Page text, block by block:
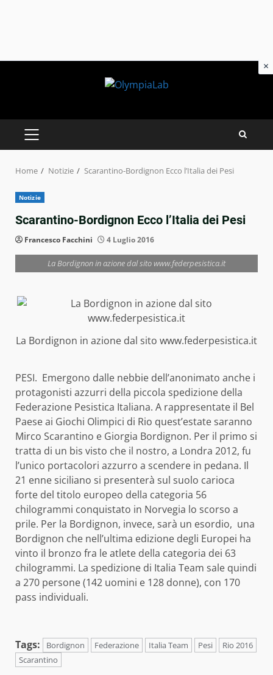
PRIMARY
MENU
Home Notizie Scarantino-Bordignon Ecco l’Italia dei Pesi
Notizie
Scarantino-Bordignon Ecco l’Italia dei Pesi
Francesco Facchini 4 Luglio 2016
La Bordignon in azione dal sito www.federpesistica.it
La Bordignon in azione dal sito www.federpesistica.it
PESI. Emergono dalle nebbie dell’anonimato anche i
protagonisti azzurri della piccola spedizione della
Federazione Pesistica Italiana. A rappresentate il Bel
Paese ai Giochi Olimpici di Rio quest’estate saranno
Mirco Scarantino e Giorgia Bordignon. Per il primo si
tratta di un bis visto che il nostro, a Londra 2012, fu
l’unico portacolori azzurro a scendere in pedana. Il
21 enne siciliano si presenterà sul suolo carioca
forte del titolo europeo della categoria 56
chilogrammi conquistato in Norvegia lo scorso a
prile. Per la Bordignon, invece, sarà un esordio, una
Bordignon che nell’ultima edizione degli Europei ha
vinto il bronzo fra le atlete della categoria dei 63
chilogrammi. La spedizione di Italia Team sale quindi
a 270 persone (142 uomini e 128 donne), con 170
pass individuali.
Tags: Bordignon Federazione Italia Team Pesi
Rio 2016
Scarantino
×